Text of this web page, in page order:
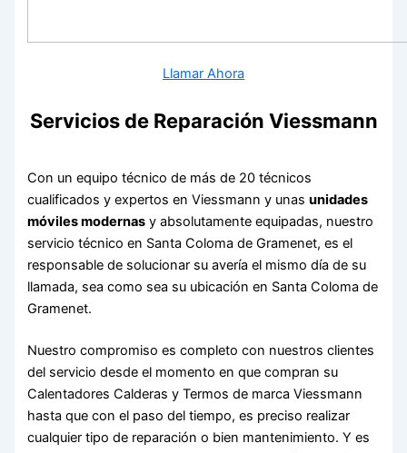
Llamar Ahora
Servicios de Reparación Viessmann
Con un equipo técnico de más de 20 técnicos
cualificados y expertos en Viessmann y unasunidades
móviles modernas y absolutamente equipadas, nuestro
servicio técnico en Santa Coloma de Gramenet, es el
responsable de solucionar su avería el mismo día de su
llamada, sea como sea su ubicación en Santa Coloma de
Gramenet.
Nuestro compromiso es completo con nuestros clientes
del servicio desde el momento en que compran su
Calentadores Calderas y Termos de marca Viessmann
hasta que con el paso del tiempo, es preciso realizar
cualquier tipo de reparación o bien mantenimiento. Y es